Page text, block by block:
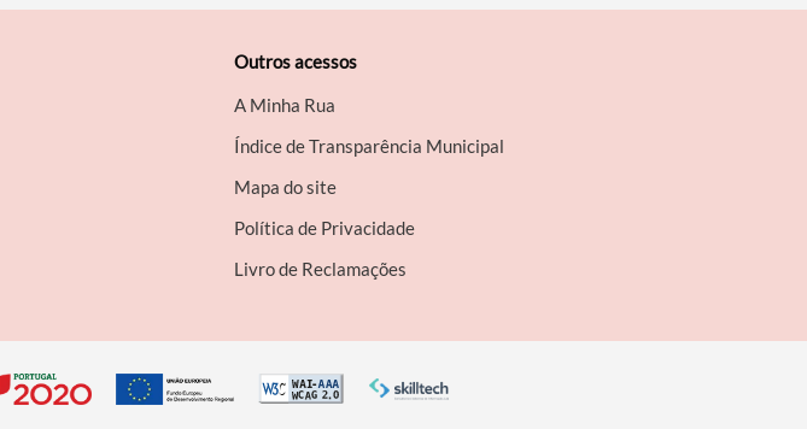
Outros acessos
A Minha Rua
Índice de Transparência Municipal
Mapa do site
Política de Privacidade
Livro de Reclamações